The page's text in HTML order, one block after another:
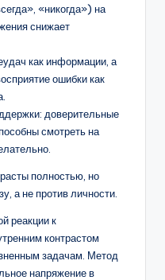
«никогда») на
снижает
как информации, а
ошибки как
доверительные
смотреть на
полностью, но
а не против личности.
реакции к
контрастом
задачам. Метод
напряжение в